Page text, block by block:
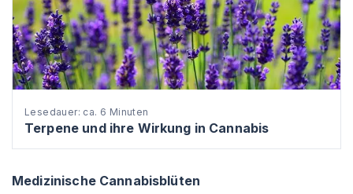
Lesedauer: ca. 6 Minuten
Terpene und ihre Wirkung in Cannabis
Medizinische Cannabisblüten